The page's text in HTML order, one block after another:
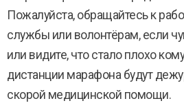
Пожалуйста, обращайтесь к
службы или волонтёрам, если
или видите, что стало плохо
дистанции марафона будут
скорой медицинской помощи.